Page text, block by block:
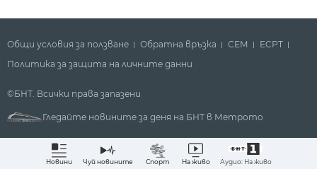
Новини Чуй новините Спорт На живо Аудио: На живо
Общи условия за ползване Обратна връзка СЕМ
ECPT
Политика за защита на личните данни
©БНТ. Всички права запазени
Гледайте новините за деня на БНТ в Метрото